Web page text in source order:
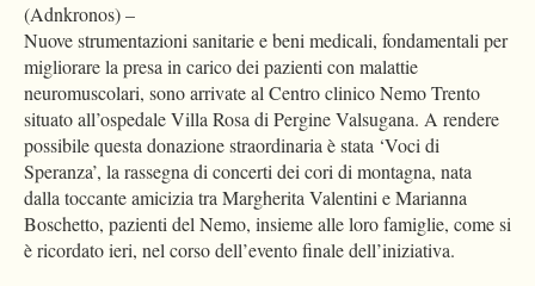
(Adnkronos) –
Nuove strumentazioni sanitarie e beni medicali, fondamentali per
migliorare la presa in carico dei pazienti con malattie
neuromuscolari, sono arrivate al Centro clinico Nemo Trento
situato all’ospedale Villa Rosa di Pergine Valsugana. A rendere
possibile questa donazione straordinaria è stata ‘Voci di
Speranza’, la rassegna di concerti dei cori di montagna, nata
dalla toccante amicizia tra Margherita Valentini e Marianna
Boschetto, pazienti del Nemo, insieme alle loro famiglie, come si
è ricordato ieri, nel corso dell’evento finale dell’iniziativa.